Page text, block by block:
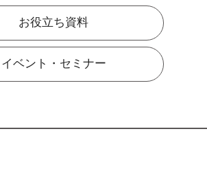
お役立ち資料
イベント・セミナー